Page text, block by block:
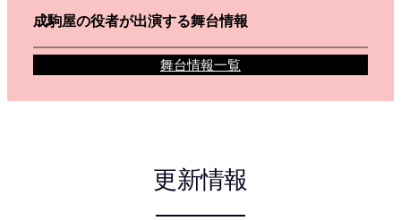
成駒屋の役者が出演する舞台情報
舞台情報一覧
更新情報